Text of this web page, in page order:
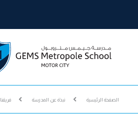
الصفحة الرئيسية نبذة عن المدرسة فريقنا